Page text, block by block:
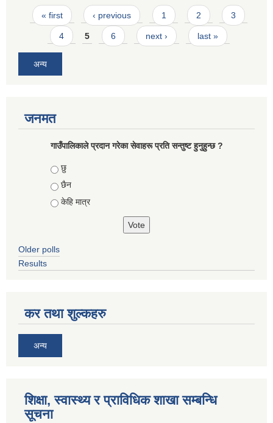
Pages
« first ‹ previous 1 2 3
4 5 6 next › last »
अन्य
जनमत
गाउँपालिकाले प्रदान गरेका सेवाहरू प्रति सन्तुष्ट हुनुहुन्छ ?
Choices
छु
छैन
केहि मात्र
Older polls
Results
कर तथा शुल्कहरु
अन्य
शिक्षा, स्वास्थ्य र प्राविधिक शाखा सम्बन्धि
सूचना